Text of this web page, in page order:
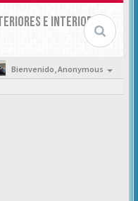
E INTERIORES
Bienvenido,Anonymous